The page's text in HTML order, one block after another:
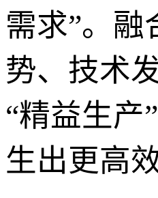
需求”。
势、技术
“精益生产
生出更高